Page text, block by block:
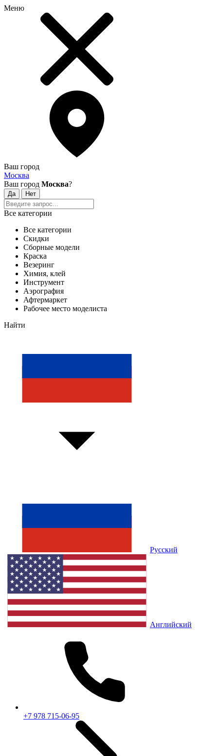
Меню
Ваш город
Москва
Ваш город Москва?
Все категории
Все категории
Скидки
Сборные модели
Краска
Везеринг
Химия, клей
Инструмент
Аэрография
Афтермаркет
Рабочее место моделиста
Найти
Русский
Английский
+7 978 715-06-95